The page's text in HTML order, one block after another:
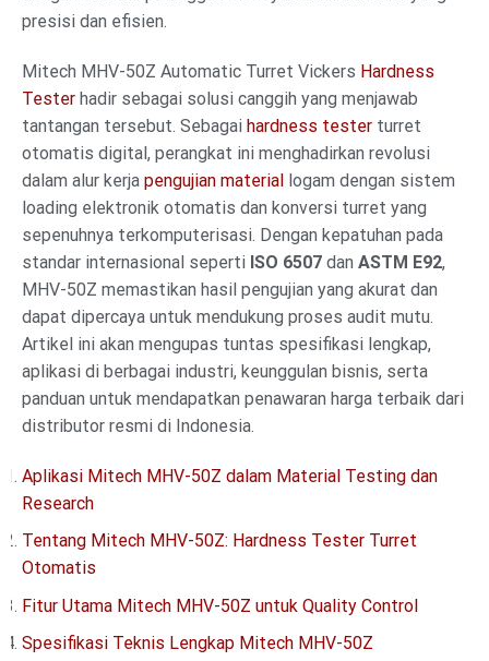
presisi dan efisien.
Mitech MHV-50Z Automatic Turret Vickers Hardness
Tester hadir sebagai solusi canggih yang menjawab
tantangan tersebut. Sebagai hardness tester turret
otomatis digital, perangkat ini menghadirkan revolusi
dalam alur kerja pengujian material logam dengan sistem
loading elektronik otomatis dan konversi turret yang
sepenuhnya terkomputerisasi. Dengan kepatuhan pada
standar internasional seperti ISO 6507 dan ASTM E92,
MHV-50Z memastikan hasil pengujian yang akurat dan
dapat dipercaya untuk mendukung proses audit mutu.
Artikel ini akan mengupas tuntas spesifikasi lengkap,
aplikasi di berbagai industri, keunggulan bisnis, serta
panduan untuk mendapatkan penawaran harga terbaik dari
distributor resmi di Indonesia.
Aplikasi Mitech MHV-50Z dalam Material Testing dan
Research
Tentang Mitech MHV-50Z: Hardness Tester Turret
Otomatis
Fitur Utama Mitech MHV-50Z untuk Quality Control
Spesifikasi Teknis Lengkap Mitech MHV-50Z